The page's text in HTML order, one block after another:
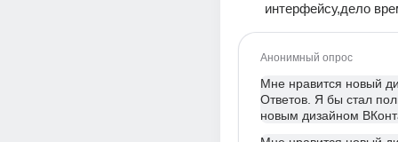
интерфейсу,дело
Анонимный опрос
Мне нравится новый
Ответов. Я бы стал
новым дизайном